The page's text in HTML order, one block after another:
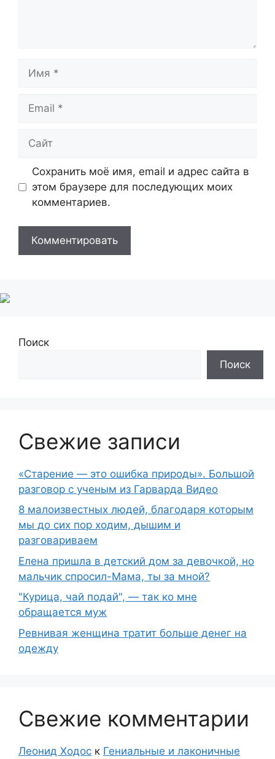
Имя
Email
Сайт
Сохранить моё имя, email и адрес сайта в
этом браузере для последующих моих
комментариев.
Поиск
Поиск
Свежие записи
«Старение — это ошибка природы». Большой
разговор с ученым из Гарварда Видео
8 малоизвестных людей, благодаря которым
мы до сих пор ходим, дышим и
разговариваем
Елена пришла в детский дом за девочкой, но
мальчик спросил-Мама, ты за мной?
"Курица, чай подай", — так ко мне
обращается муж
Ревнивая женщина тратит больше денег на
одежду
Свежие комментарии
Леонид Ходос к Гениальные и лаконичные